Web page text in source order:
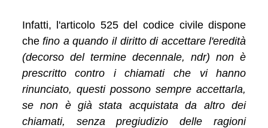
Infatti, l'articolo 525 del codice civile dispone
chefino a quando il diritto di accettare l'eredità
(decorso del termine decennale, ndr) non è
prescritto contro i chiamati che vi hanno
rinunciato, questi possono sempre accettarla,
se non è già stata acquistata da altro dei
chiamati, senza pregiudizio delle ragioni